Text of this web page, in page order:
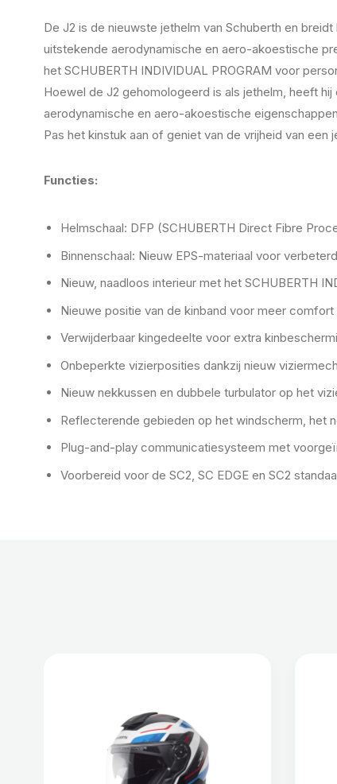
De J2 is de nieuwste jethelm van Schuberth en
uitstekende aerodynamische en aero-akoestische
het SCHUBERTH INDIVIDUAL PROGRAM voor
Hoewel de J2 gehomologeerd is als jethelm, heeft
aerodynamische en aero-akoestische
Pas het kinstuk aan of geniet van de vrijheid van een
Functies:
Helmschaal: DFP (SCHUBERTH Direct Fibre
Binnenschaal: Nieuw EPS-materiaal voor
Nieuw, naadloos interieur met het SCHUBERTH
Nieuwe positie van de kinband voor meer
Verwijderbaar kingedeelte voor extra
Onbeperkte vizierposities dankzij nieuw
Nieuw nekkussen en dubbele turbulator op het
Reflecterende gebieden op het windscherm, het
Plug-and-play communicatiesysteem met
Voorbereid voor de SC2, SC EDGE en SC2